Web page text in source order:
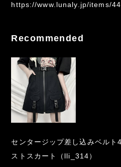
https://www.lunaly.jp/items/
Recommended
センタージップ差し込みベルト
ストスカート（lli_314）